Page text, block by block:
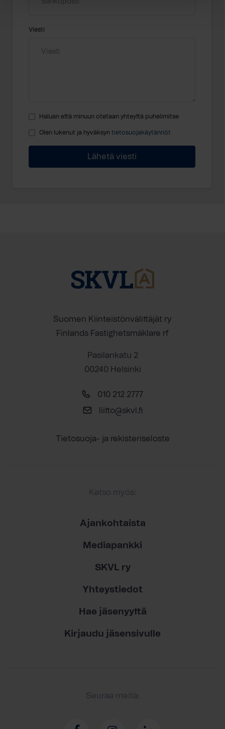
Viesti
Haluan että minuun otetaan yhteyttä puhelimitse
Olen lukenut ja hyväksyn tietosuojakäytännöt
Suomen Kiinteistönvälittäjät ry
Finlands Fastighetsmäklare rf
Pasilankatu 2
00240 Helsinki
010 212 2777
liitto@skvl.fi
Tietosuoja- ja rekisteriseloste
Katso myös:
Ajankohtaista
Mediapankki
SKVL ry
Yhteystiedot
Hae jäsenyyttä
Kirjaudu jäsensivulle
Seuraa meitä: